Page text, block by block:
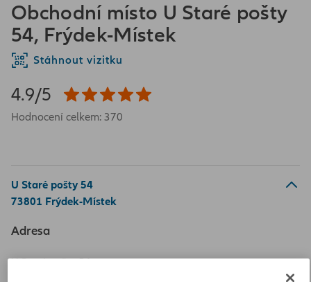
Obchodní místo U Staré pošty
54, Frýdek-Místek
Stáhnout vizitku
4.9/5
Hodnocení celkem: 370
U Staré pošty 54
73801 Frýdek-Místek
Adresa
U Staré pošty 54